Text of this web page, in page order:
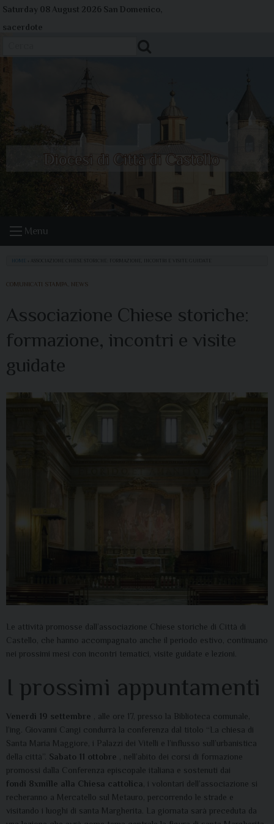
Skip
Saturday 08 August 2026 San Domenico,
sacerdote
Menu
HOME
COMUNICATI STAMPA NEWS
Associazione Chiese storiche:
formazione, incontri e visite
guidate
L e attività promosse dall’associazione Chiese storiche di Città di
Castello, che hanno accompagnato anche il periodo estivo, continuano
nei prossimi mesi con incontri tematici, visite guidate e lezioni.
I prossimi appuntamenti
Venerdì 19 settembre
alle ore 17, presso la Biblioteca comunale,
l’ing. Giovanni Cangi condurrà la conferenza dal titolo “La chiesa di
Santa Maria Maggiore, i Palazzi dei Vitelli e l’influsso sull’urbanistica
della città”. Sabato 11 ottobre
nell’abito dei corsi di formazione
promossi dalla Conferenza episcopale italiana e sostenuti dai
fondi 8xmille alla Chiesa cattolica , i volontari dell’associazione si
recheranno a Mercatello sul Metauro, percorrendo le strade e
visitando i luoghi di santa Margherita. La giornata sarà preceduta da